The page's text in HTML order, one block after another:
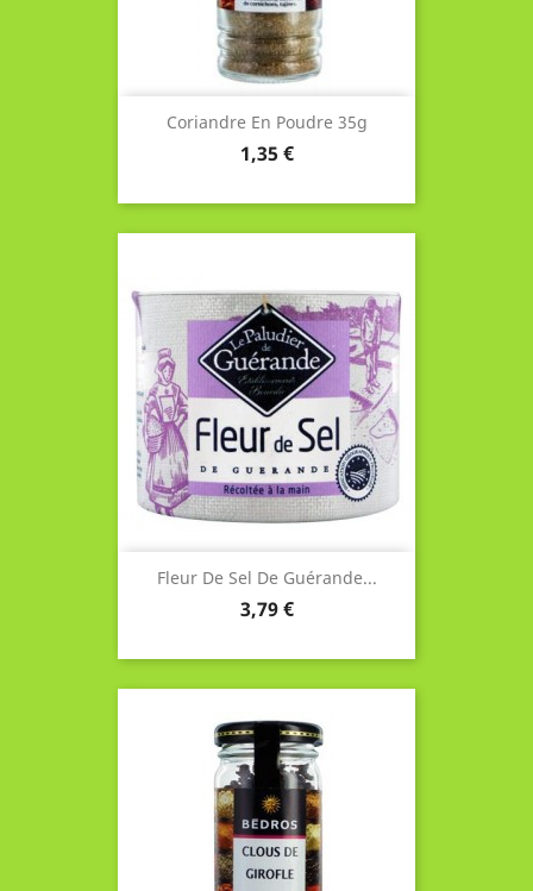
Coriandre En Poudre 35g
Prix
1,35 €
Fleur De Sel De Guérande...
Prix
3,79 €